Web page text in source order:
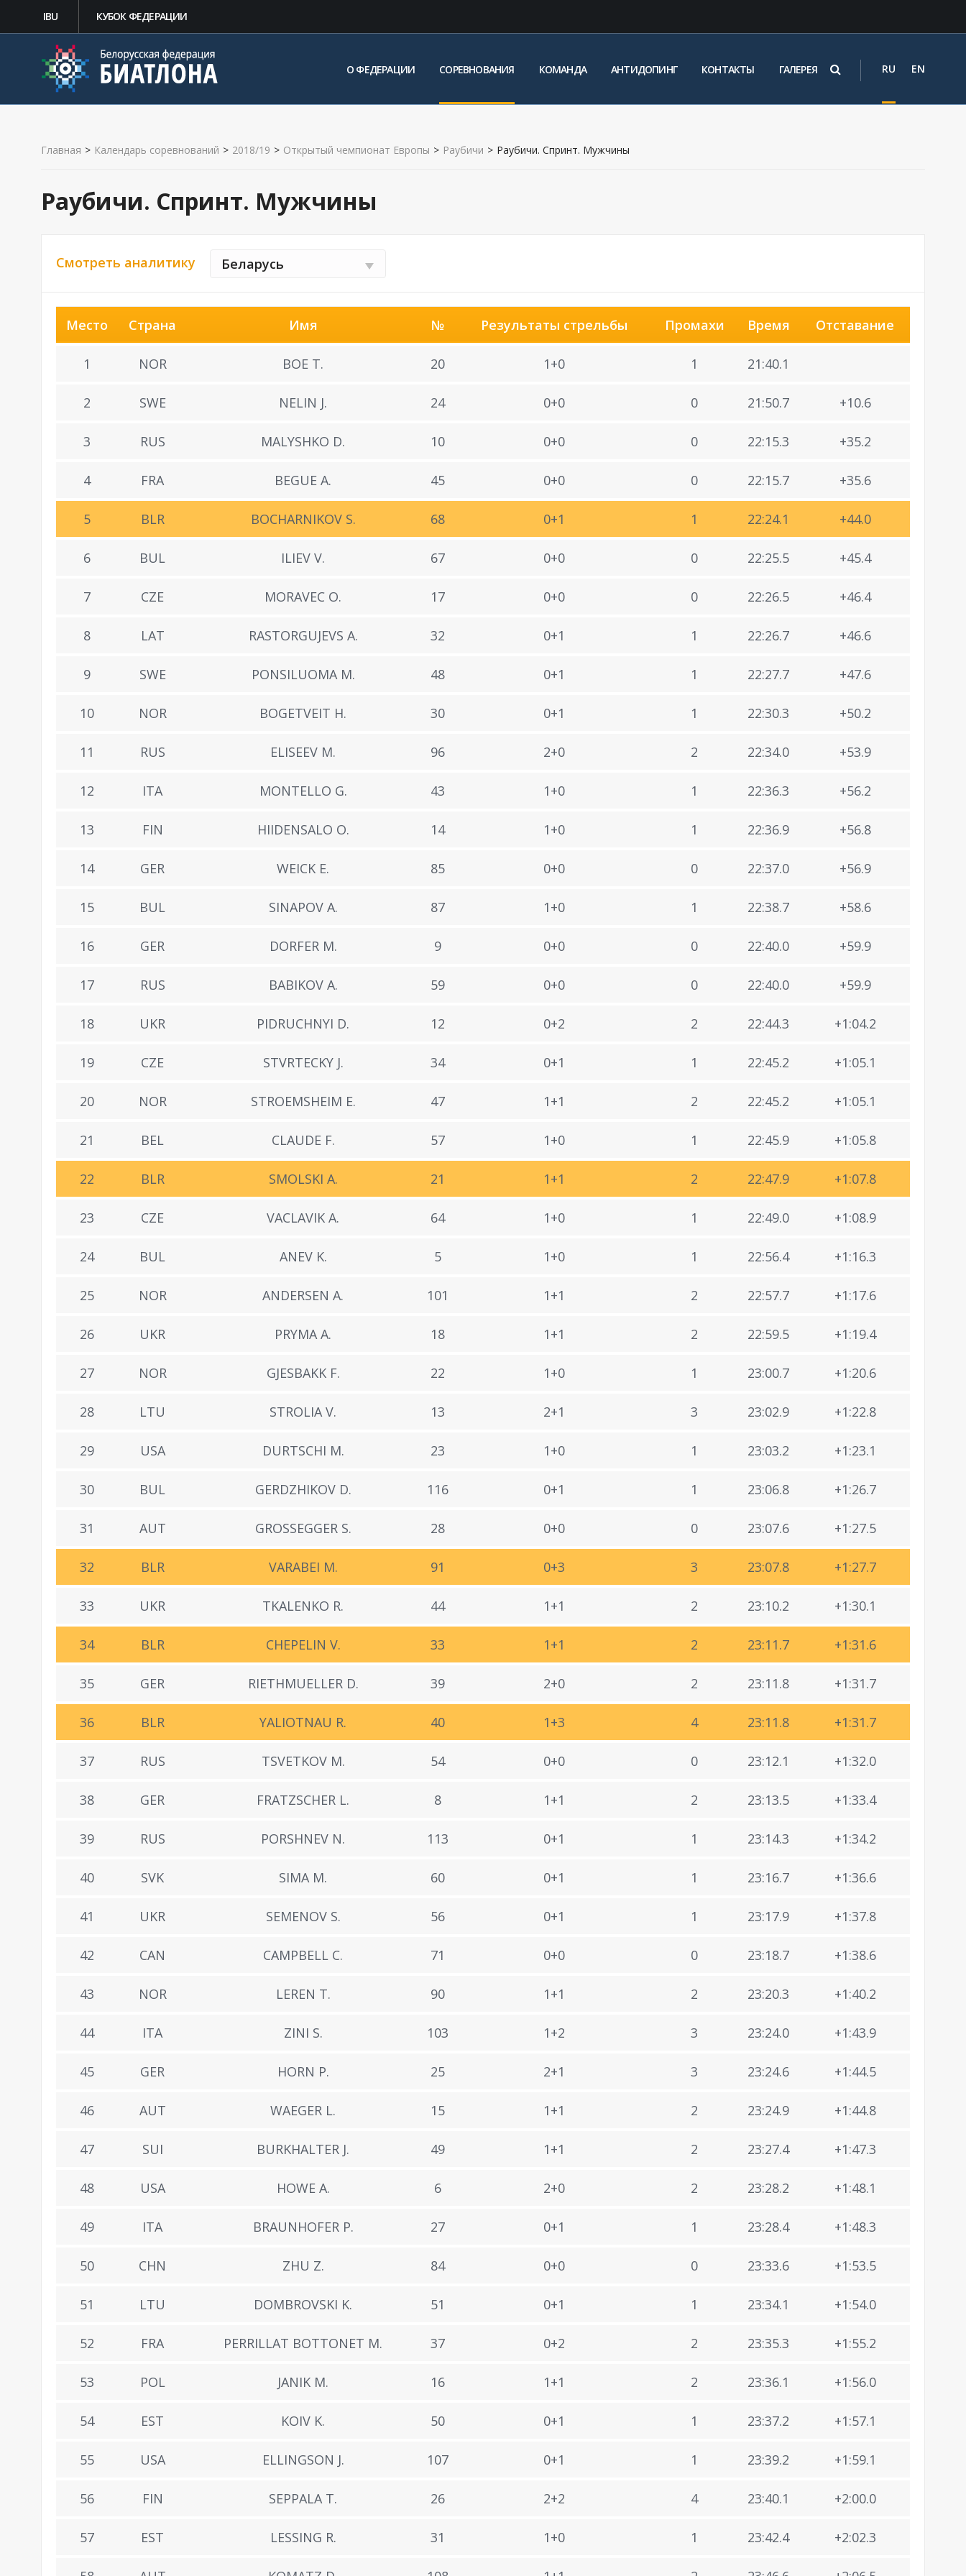
IBU КУБОК ФЕДЕРАЦИИ
О ФЕДЕРАЦИИ СОРЕВНОВАНИЯ КОМАНДА АНТИДОПИНГ КОНТАКТЫ ГАЛЕРЕЯ RU EN
Главная > Календарь соревнований > 2018/19 > Открытый чемпионат Европы > Раубичи > Раубичи. Спринт. Мужчины
Раубичи. Спринт. Мужчины
Смотреть аналитику Беларусь
Место Страна Имя № Результаты стрельбы Промахи Время Отставание
1 NOR BOE T. 20 1+0 1 21:40.1
2 SWE NELIN J. 24 0+0 0 21:50.7 +10.6
3 RUS MALYSHKO D. 10 0+0 0 22:15.3 +35.2
4 FRA BEGUE A. 45 0+0 0 22:15.7 +35.6
5 BLR BOCHARNIKOV S. 68 0+1 1 22:24.1 +44.0
6 BUL ILIEV V. 67 0+0 0 22:25.5 +45.4
7 CZE MORAVEC O. 17 0+0 0 22:26.5 +46.4
8 LAT RASTORGUJEVS A. 32 0+1 1 22:26.7 +46.6
9 SWE PONSILUOMA M. 48 0+1 1 22:27.7 +47.6
10 NOR BOGETVEIT H. 30 0+1 1 22:30.3 +50.2
11 RUS ELISEEV M. 96 2+0 2 22:34.0 +53.9
12 ITA MONTELLO G. 43 1+0 1 22:36.3 +56.2
13 FIN HIIDENSALO O. 14 1+0 1 22:36.9 +56.8
14 GER WEICK E. 85 0+0 0 22:37.0 +56.9
15 BUL SINAPOV A. 87 1+0 1 22:38.7 +58.6
16 GER DORFER M. 9 0+0 0 22:40.0 +59.9
17 RUS BABIKOV A. 59 0+0 0 22:40.0 +59.9
18 UKR PIDRUCHNYI D. 12 0+2 2 22:44.3 +1:04.2
19 CZE STVRTECKY J. 34 0+1 1 22:45.2 +1:05.1
20 NOR STROEMSHEIM E. 47 1+1 2 22:45.2 +1:05.1
21 BEL CLAUDE F. 57 1+0 1 22:45.9 +1:05.8
22 BLR SMOLSKI A. 21 1+1 2 22:47.9 +1:07.8
23 CZE VACLAVIK A. 64 1+0 1 22:49.0 +1:08.9
24 BUL ANEV K. 5 1+0 1 22:56.4 +1:16.3
25 NOR ANDERSEN A. 101 1+1 2 22:57.7 +1:17.6
26 UKR PRYMA A. 18 1+1 2 22:59.5 +1:19.4
27 NOR GJESBAKK F. 22 1+0 1 23:00.7 +1:20.6
28 LTU STROLIA V. 13 2+1 3 23:02.9 +1:22.8
29 USA DURTSCHI M. 23 1+0 1 23:03.2 +1:23.1
30 BUL GERDZHIKOV D. 116 0+1 1 23:06.8 +1:26.7
31 AUT GROSSEGGER S. 28 0+0 0 23:07.6 +1:27.5
32 BLR VARABEI M. 91 0+3 3 23:07.8 +1:27.7
33 UKR TKALENKO R. 44 1+1 2 23:10.2 +1:30.1
34 BLR CHEPELIN V. 33 1+1 2 23:11.7 +1:31.6
35 GER RIETHMUELLER D. 39 2+0 2 23:11.8 +1:31.7
36 BLR YALIOTNAU R. 40 1+3 4 23:11.8 +1:31.7
37 RUS TSVETKOV M. 54 0+0 0 23:12.1 +1:32.0
38 GER FRATZSCHER L. 8 1+1 2 23:13.5 +1:33.4
39 RUS PORSHNEV N. 113 0+1 1 23:14.3 +1:34.2
40 SVK SIMA M. 60 0+1 1 23:16.7 +1:36.6
41 UKR SEMENOV S. 56 0+1 1 23:17.9 +1:37.8
42 CAN CAMPBELL C. 71 0+0 0 23:18.7 +1:38.6
43 NOR LEREN T. 90 1+1 2 23:20.3 +1:40.2
44 ITA ZINI S. 103 1+2 3 23:24.0 +1:43.9
45 GER HORN P. 25 2+1 3 23:24.6 +1:44.5
46 AUT WAEGER L. 15 1+1 2 23:24.9 +1:44.8
47 SUI BURKHALTER J. 49 1+1 2 23:27.4 +1:47.3
48 USA HOWE A. 6 2+0 2 23:28.2 +1:48.1
49 ITA BRAUNHOFER P. 27 0+1 1 23:28.4 +1:48.3
50 CHN ZHU Z. 84 0+0 0 23:33.6 +1:53.5
51 LTU DOMBROVSKI K. 51 0+1 1 23:34.1 +1:54.0
52 FRA PERRILLAT BOTTONET M. 37 0+2 2 23:35.3 +1:55.2
53 POL JANIK M. 16 1+1 2 23:36.1 +1:56.0
54 EST KOIV K. 50 0+1 1 23:37.2 +1:57.1
55 USA ELLINGSON J. 107 0+1 1 23:39.2 +1:59.1
56 FIN SEPPALA T. 26 2+2 4 23:40.1 +2:00.0
57 EST LESSING R. 31 1+0 1 23:42.4 +2:02.3